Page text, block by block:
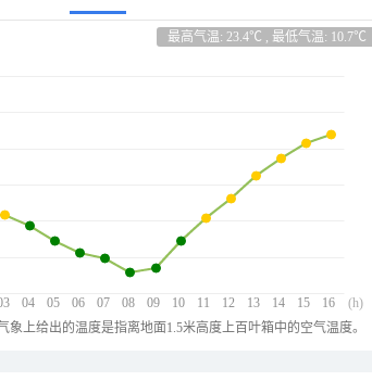
最高气温: 23.4℃ , 最低气温: 10.7℃
04 05 06 07 08 09 10 11 12 13 14 15 16 (h)
上给出的温度是指离地面1.5米高度上百叶箱中的空气温度。